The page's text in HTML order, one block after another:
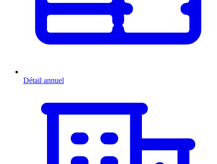
Détail annuel